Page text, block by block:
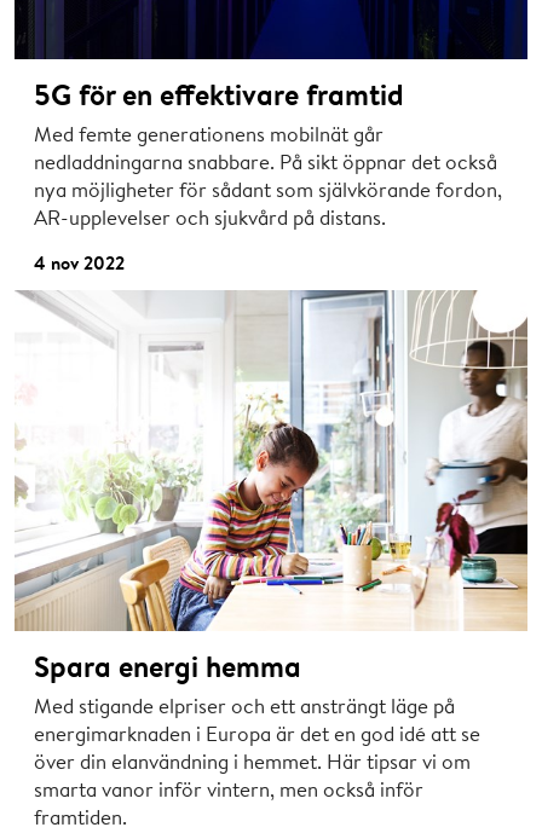
5G för en effektivare framtid
Med femte generationens mobilnät går
nedladdningarna snabbare. På sikt öppnar det också
nya möjligheter för sådant som självkörande fordon,
AR-upplevelser och sjukvård på distans.
4 nov 2022
Spara energi hemma
Med stigande elpriser och ett ansträngt läge på
energimarknaden i Europa är det en god idé att se
över din elanvändning i hemmet. Här tipsar vi om
smarta vanor inför vintern, men också inför
framtiden.